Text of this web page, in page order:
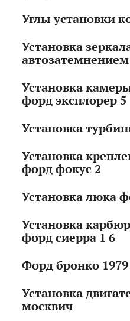
Углы установки
Установка
Установка
форд эксплорер 5
Установка
Установка
форд фокус 2
Установка люка
Установка
форд сиерра 1 6
Форд бронко
Установка
москвич